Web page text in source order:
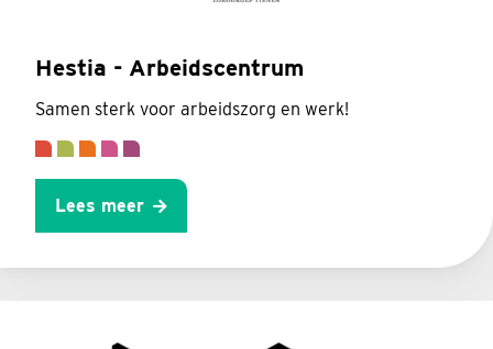
Hestia - Arbeidscentrum
Samen sterk voor arbeidszorg en werk!
Lees meer